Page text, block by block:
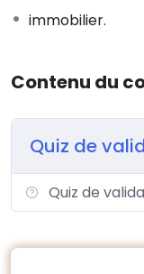
immobilier.
Contenu du
Quiz de
Quiz de